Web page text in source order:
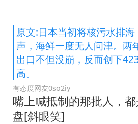
原文:日本当初将核污水排
声，海鲜一度无人问津。两
出口不但没崩，反而创下
高。
有态度网友0so2iy
嘴上喊抵制的那批人，
盘[斜眼笑]